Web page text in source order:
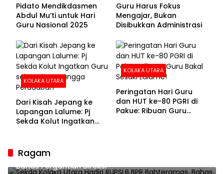
Pidato Mendikdasmen
Abdul Mu’ti untuk Hari
Guru Nasional 2025
Guru Harus Fokus
Mengajar, Bukan
Disibukkan Administrasi
KOLAKA UTARA
Dari Kisah Jepang ke
Lapangan Lalume: Pj
Sekda Kolut Ingatkan
KOLAKA UTARA
Peringatan Hari Guru
dan HUT ke-80 PGRI di
Pakue: Ribuan Guru
Ragam
Sekda Kolaka Utara Hadiri RUPSLB BPR Bahteramas,
Bahas Pergantian Direksi